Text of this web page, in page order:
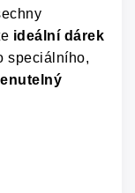
ideální dárek
speciálního,